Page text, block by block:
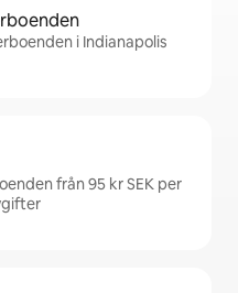
i Indianapolis
från 95 kr SEK per